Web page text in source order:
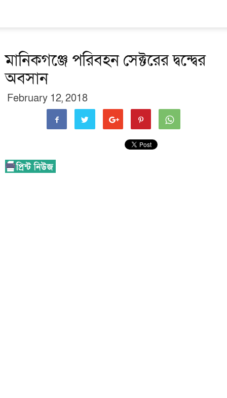
মানিকগঞ্জে পরিবহন সেক্টরের দ্বন্দ্বের
অবসান
February 12, 2018